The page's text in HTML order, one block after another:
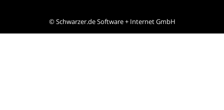
©Schwarzer.de Software + Internet GmbH